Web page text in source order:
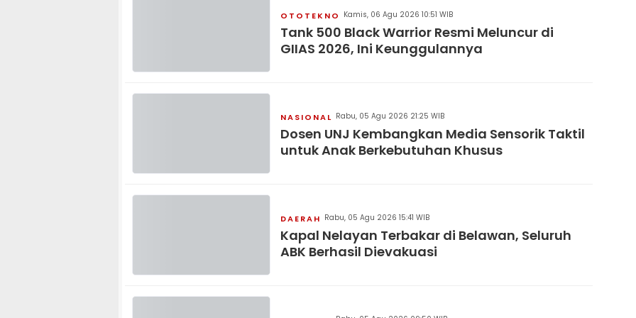
OTOTEKNO Kamis, 06 Agu 2026 10:51 WIB
Tank 500 Black Warrior Resmi Meluncur di
GIIAS 2026, Ini Keunggulannya
NASIONAL Rabu, 05 Agu 2026 21:25 WIB
Dosen UNJ Kembangkan Media Sensorik Taktil
untuk Anak Berkebutuhan Khusus
DAERAH Rabu, 05 Agu 2026 15:41 WIB
Kapal Nelayan Terbakar di Belawan, Seluruh
ABK Berhasil Dievakuasi